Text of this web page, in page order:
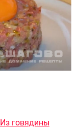
Из говядины